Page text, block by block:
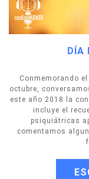
DÍA
Conmemorando
octubre,
este año 2018 la
incluye el
psiquiátricas
comentamos